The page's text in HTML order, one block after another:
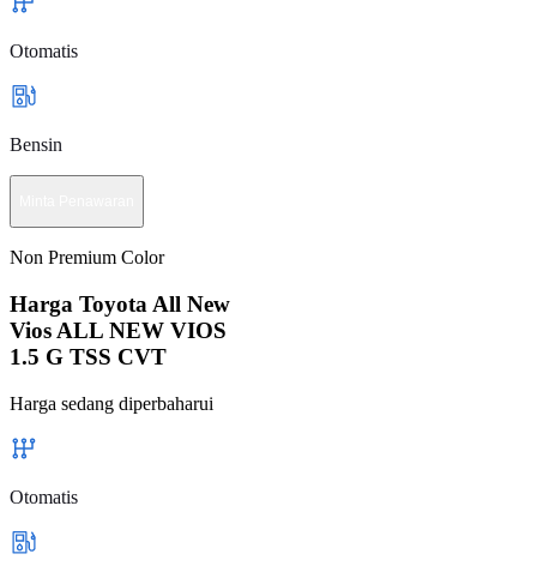
Otomatis
Bensin
Non Premium Color
Harga Toyota All New
Vios ALL NEW VIOS
1.5 G TSS CVT
Harga sedang diperbaharui
Otomatis